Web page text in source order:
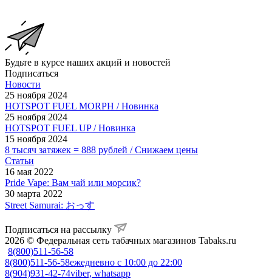
Будьте в курсе наших акций и новостей
Подписаться
Новости
25 ноября 2024
HOTSPOT FUEL MORPH / Новинка
25 ноября 2024
HOTSPOT FUEL UP / Новинка
15 ноября 2024
8 тысяч затяжек = 888 рублей / Снижаем цены
Статьи
16 мая 2022
Pride Vape: Вам чай или морсик?
30 марта 2022
Street Samurai: おっす
Подписаться на рассылку
2026 © Федеральная сеть табачных магазинов Tabaks.ru
8(800)511-56-58
8(800)511-56-58ежедневно с 10:00 до 22:00
8(904)931-42-74viber, whatsapp